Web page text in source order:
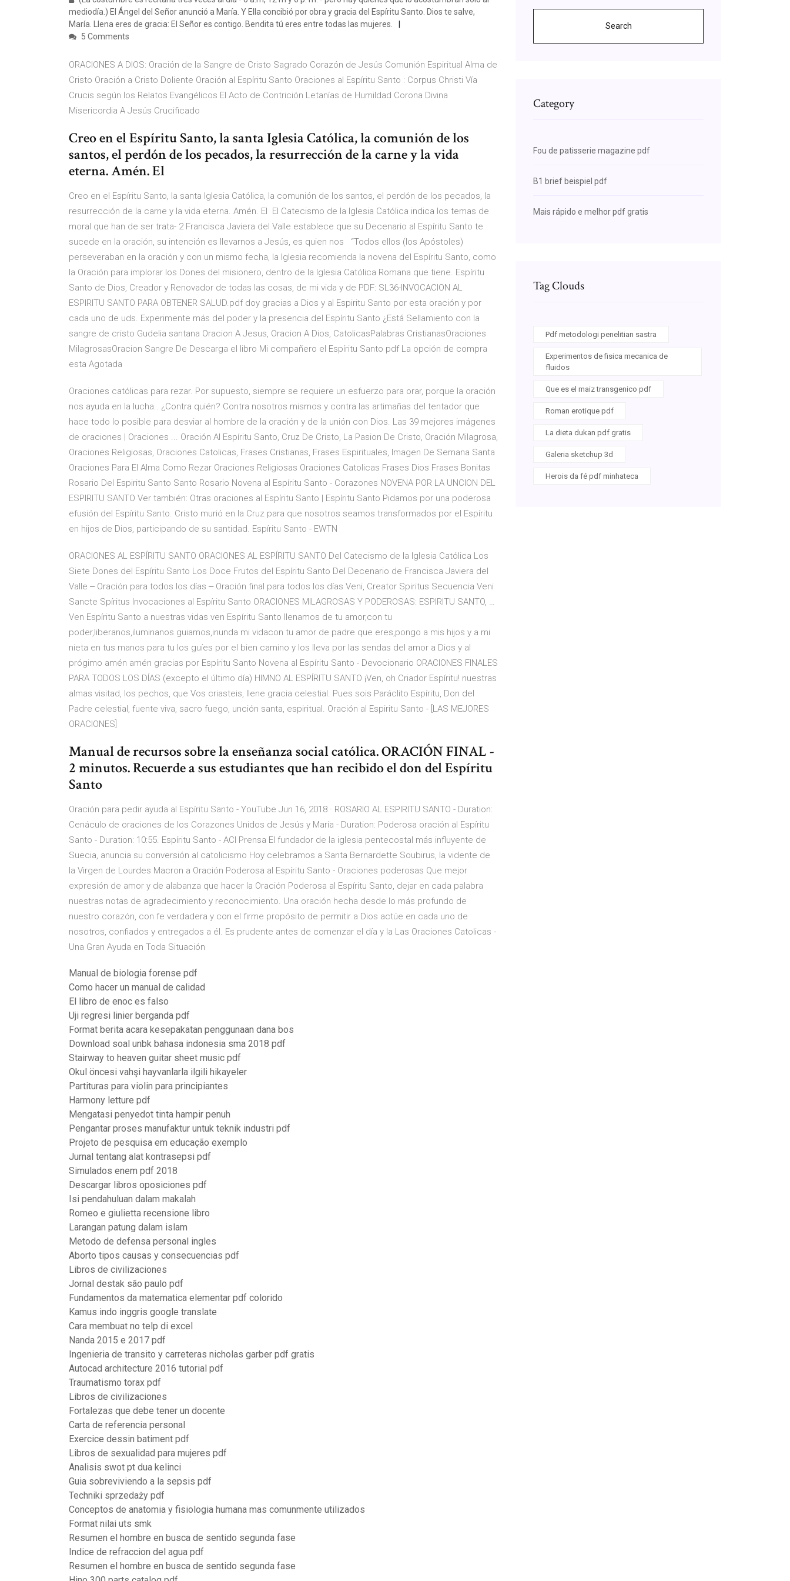
mediodía.) El Ángel del Señor anunció a María. Y Ella concibió por obra y gracia del Espíritu Santo. Dios te salve,
María. Llena eres de gracia: El Señor es contigo. Bendita tú eres entre todas las mujeres.
5 Comments
ORACIONES A DIOS: Oración de la Sangre de Cristo Sagrado Corazón de Jesús Comunión Espiritual Alma de
Cristo Oración a Cristo Doliente Oración al Espíritu Santo Oraciones al Espíritu Santo : Corpus Christi Vía
Crucis según los Relatos Evangélicos El Acto de Contrición Letanías de Humildad Corona Divina
Misericordia A Jesús Crucificado
Creo en el Espíritu Santo, la santa Iglesia Católica, la comunión de los
santos, el perdón de los pecados, la resurrección de la carne y la vida
eterna. Amén. El
Creo en el Espíritu Santo, la santa Iglesia Católica, la comunión de los santos, el perdón de los pecados, la
resurrección de la carne y la vida eterna. Amén. El El Catecismo de la Iglesia Católica indica los temas de
moral que han de ser trata- 2 Francisca Javiera del Valle establece que su Decenario al Espíritu Santo te
sucede en la oración, su intención es llevarnos a Jesús, es quien nos “Todos ellos (los Apóstoles)
perseveraban en la oración y con un mismo fecha, la Iglesia recomienda la novena del Espíritu Santo, como
la Oración para implorar los Dones del misionero, dentro de la Iglesia Católica Romana que tiene. Espíritu
Santo de Dios, Creador y Renovador de todas las cosas, de mi vida y de PDF: SL36-INVOCACION AL
ESPIRITU SANTO PARA OBTENER SALUD.pdf doy gracias a Dios y al Espiritu Santo por esta oración y por
cada uno de uds. Experimente más del poder y la presencia del Espíritu Santo ¿Está Sellamiento con la
sangre de cristo Gudelia santana Oracion A Jesus, Oracion A Dios, CatolicasPalabras CristianasOraciones
MilagrosasOracion Sangre De Descarga el libro Mi compañero el Espíritu Santo pdf La opción de compra
esta Agotada
Oraciones católicas para rezar. Por supuesto, siempre se requiere un esfuerzo para orar, porque la oración
nos ayuda en la lucha.. ¿Contra quién? Contra nosotros mismos y contra las artimañas del tentador que
hace todo lo posible para desviar al hombre de la oración y de la unión con Dios. Las 39 mejores imágenes
de oraciones | Oraciones ... Oración Al Espíritu Santo, Cruz De Cristo, La Pasion De Cristo, Oración Milagrosa,
Oraciones Religiosas, Oraciones Catolicas, Frases Cristianas, Frases Espirituales, Imagen De Semana Santa
Oraciones Para El Alma Como Rezar Oraciones Religiosas Oraciones Catolicas Frases Dios Frases Bonitas
Rosario Del Espiritu Santo Santo Rosario Novena al Espíritu Santo - Corazones NOVENA POR LA UNCION DEL
ESPIRITU SANTO Ver también: Otras oraciones al Espíritu Santo | Espíritu Santo Pidamos por una poderosa
efusión del Espíritu Santo. Cristo murió en la Cruz para que nosotros seamos transformados por el Espíritu
en hijos de Dios, participando de su santidad. Espíritu Santo - EWTN
ORACIONES AL ESPÍRITU SANTO ORACIONES AL ESPÍRITU SANTO Del Catecismo de la Iglesia Católica Los
Siete Dones del Espíritu Santo Los Doce Frutos del Espíritu Santo Del Decenario de Francisca Javiera del
Valle ‒ Oración para todos los días ‒ Oración final para todos los días Veni, Creator Spiritus Secuencia Veni
Sancte Spíritus Invocaciones al Espíritu Santo ORACIONES MILAGROSAS Y PODEROSAS: ESPIRITU SANTO, …
Ven Espíritu Santo a nuestras vidas ven Espíritu Santo llenamos de tu amor,con tu
poder,liberanos,iluminanos guiamos,inunda mi vidacon tu amor de padre que eres,pongo a mis hijos y a mi
nieta en tus manos para tu los guíes por el bien camino y los lleva por las sendas del amor a Dios y al
prógimo amén amén gracias por Espíritu Santo Novena al Espíritu Santo - Devocionario ORACIONES FINALES
PARA TODOS LOS DÍAS (excepto el último día) HIMNO AL ESPÍRITU SANTO ¡Ven, oh Criador Espíritu! nuestras
almas visitad, los pechos, que Vos criasteis, llene gracia celestial. Pues sois Paráclito Espíritu, Don del
Padre celestial, fuente viva, sacro fuego, unción santa, espiritual. Oración al Espiritu Santo - [LAS MEJORES
ORACIONES]
Manual de recursos sobre la enseñanza social católica. ORACIÓN FINAL -
2 minutos. Recuerde a sus estudiantes que han recibido el don del Espíritu
Santo
Oración para pedir ayuda al Espíritu Santo - YouTube Jun 16, 2018 · ROSARIO AL ESPIRITU SANTO - Duration:
Cenáculo de oraciones de los Corazones Unidos de Jesús y María - Duration: Poderosa oración al Espíritu
Santo - Duration: 10:55. Espíritu Santo - ACI Prensa El fundador de la iglesia pentecostal más influyente de
Suecia, anuncia su conversión al catolicismo Hoy celebramos a Santa Bernardette Soubirus, la vidente de
la Virgen de Lourdes Macron a Oración Poderosa al Espíritu Santo - Oraciones poderosas Que mejor
expresión de amor y de alabanza que hacer la Oración Poderosa al Espíritu Santo, dejar en cada palabra
nuestras notas de agradecimiento y reconocimiento. Una oración hecha desde lo más profundo de
nuestro corazón, con fe verdadera y con el firme propósito de permitir a Dios actúe en cada uno de
nosotros, confiados y entregados a él. Es prudente antes de comenzar el día y la Las Oraciones Catolicas -
Una Gran Ayuda en Toda Situación
Manual de biologia forense pdf
Como hacer un manual de calidad
El libro de enoc es falso
Uji regresi linier berganda pdf
Format berita acara kesepakatan penggunaan dana bos
Download soal unbk bahasa indonesia sma 2018 pdf
Stairway to heaven guitar sheet music pdf
Okul öncesi vahşi hayvanlarla ilgili hikayeler
Partituras para violin para principiantes
Harmony letture pdf
Mengatasi penyedot tinta hampir penuh
Pengantar proses manufaktur untuk teknik industri pdf
Projeto de pesquisa em educação exemplo
Jurnal tentang alat kontrasepsi pdf
Simulados enem pdf 2018
Descargar libros oposiciones pdf
Isi pendahuluan dalam makalah
Romeo e giulietta recensione libro
Larangan patung dalam islam
Metodo de defensa personal ingles
Aborto tipos causas y consecuencias pdf
Libros de civilizaciones
Jornal destak são paulo pdf
Fundamentos da matematica elementar pdf colorido
Kamus indo inggris google translate
Cara membuat no telp di excel
Nanda 2015 e 2017 pdf
Ingenieria de transito y carreteras nicholas garber pdf gratis
Autocad architecture 2016 tutorial pdf
Traumatismo torax pdf
Libros de civilizaciones
Fortalezas que debe tener un docente
Carta de referencia personal
Exercice dessin batiment pdf
Libros de sexualidad para mujeres pdf
Analisis swot pt dua kelinci
Guia sobreviviendo a la sepsis pdf
Techniki sprzedaży pdf
Conceptos de anatomia y fisiologia humana mas comunmente utilizados
Format nilai uts smk
Resumen el hombre en busca de sentido segunda fase
Indice de refraccion del agua pdf
Resumen el hombre en busca de sentido segunda fase
Search
Category
Fou de patisserie magazine pdf
B1 brief beispiel pdf
Mais rápido e melhor pdf gratis
Tag Clouds
Pdf metodologi penelitian sastra
Experimentos de fisica mecanica de
fluidos
Que es el maiz transgenico pdf
Roman erotique pdf
La dieta dukan pdf gratis
Galeria sketchup 3d
Herois da fé pdf minhateca